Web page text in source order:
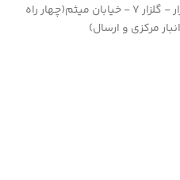
اصفهان – بلوار کشاورز - کوی گلزار - گلزار 7 - خیابان میثم(چهار راه
مرکزی و ارسال)